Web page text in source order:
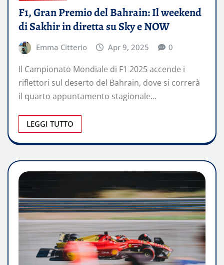
F1, Gran Premio del Bahrain: Il weekend
di Sakhir in diretta su Sky e NOW
Emma Citterio Apr 9, 2025 0
Il Campionato Mondiale di F1 2025 accende i
riflettori sul deserto del Bahrain, dove si correrà
il quarto appuntamento stagionale…
LEGGI TUTTO